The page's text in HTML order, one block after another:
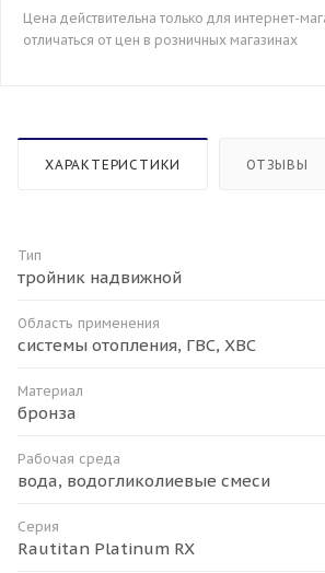
Цена действительна только для интернет-
отличаться от цен в розничных магазинах
ХАРАКТЕРИСТИКИ ОТЗЫВЫ
Тип
тройник надвижной
Область применения
системы отопления, ГВС, ХВС
Материал
бронза
Рабочая среда
вода, водогликолиевые смеси
Серия
Rautitan Platinum RX